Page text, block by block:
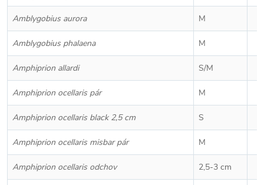
Amblygobius aurora M
Amblygobius phalaena M
Amphiprion allardi S/M
Amphiprion ocellaris pár M
Amphiprion ocellaris black 2,5 cm S
Amphiprion ocellaris misbar pár M
Amphiprion ocellaris odchov 2,5-3 cm